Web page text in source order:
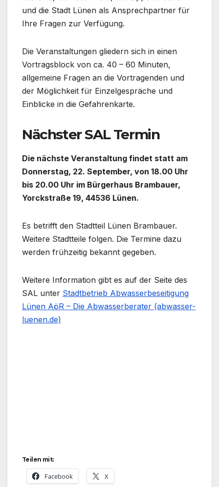
und die Stadt Lünen als Ansprechpartner für
Ihre Fragen zur Verfügung.
Die Veranstaltungen gliedern sich in einen
Vortragsblock von ca. 40 – 60 Minuten,
allgemeine Fragen an die Vortragenden und
der Möglichkeit für Einzelgespräche und
Einblicke in die Gefahrenkarte.
Nächster SAL Termin
Die nächste Veranstaltung findet statt am
Donnerstag, 22. September, von 18.00 Uhr
bis 20.00 Uhr im Bürgerhaus Brambauer,
Yorckstraße 19, 44536 Lünen.
Es betrifft den Stadtteil Lünen Brambauer.
Weitere Stadtteile folgen. Die Termine dazu
werden frühzeitig bekannt gegeben.
Weitere Information gibt es auf der Seite des
SAL unter Stadtbetrieb Abwasserbeseitigung
Lünen AöR – Die Abwasserberater (abwasser-
luenen.de)
Teilen mit:
Facebook X